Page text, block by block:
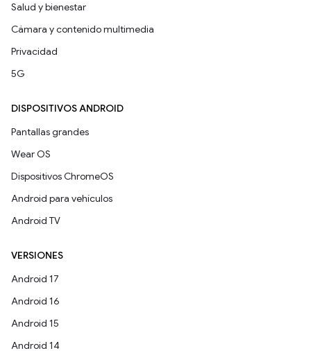
Salud y bienestar
Cámara y contenido multimedia
Privacidad
5G
DISPOSITIVOS ANDROID
Pantallas grandes
Wear OS
Dispositivos ChromeOS
Android para vehículos
Android TV
VERSIONES
Android 17
Android 16
Android 15
Android 14